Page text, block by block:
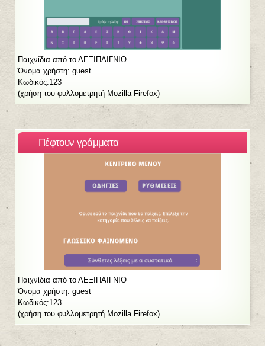
Παιχνίδια από το ΛΕΞΙΠΑΙΓΝΙΟ
Όνομα χρήστη: guest
Κωδικός:123
(χρήση του φυλλομετρητή Mozilla Firefox)
Πέφτουν γράμματα
Παιχνίδια από το ΛΕΞΙΠΑΙΓΝΙΟ
Όνομα χρήστη: guest
Κωδικός:123
(χρήση του φυλλομετρητή Mozilla Firefox)